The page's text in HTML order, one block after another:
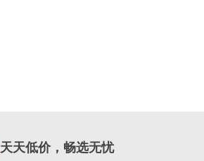
天天低价，畅选无忧